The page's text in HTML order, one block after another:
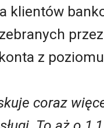
klientów
z
coraz